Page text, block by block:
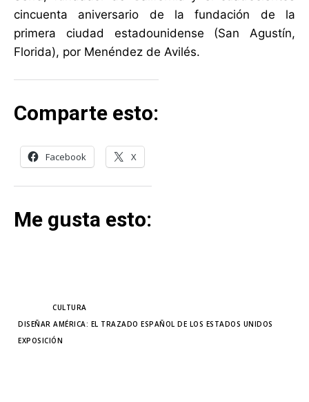
cincuenta aniversario de la fundación de la
primera ciudad estadounidense (San Agustín,
Florida), por Menéndez de Avilés.
Comparte esto:
Facebook X
Me gusta esto:
CULTURA
DISEÑAR AMÉRICA: EL TRAZADO ESPAÑOL DE LOS ESTADOS UNIDOS
EXPOSICIÓN